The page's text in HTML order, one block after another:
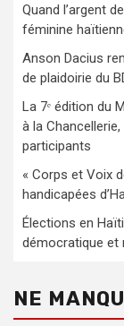
Quand l’argent
féminine
Anson Dacius
de plaidoirie du
La 7ᵉ édition du
à la
participants
« Corps et Voix
handicapées
Élections en
démocratique et
NE